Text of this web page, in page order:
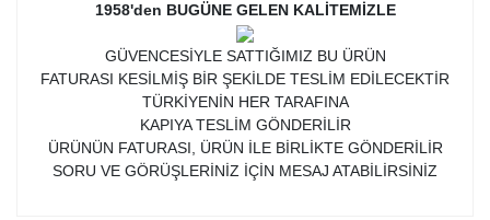
1958'den BUGÜNE GELEN KALİTEMİZLE
GÜVENCESİYLE SATTIĞIMIZ BU ÜRÜN
FATURASI KESİLMİŞ BİR ŞEKİLDE TESLİM EDİLECEKTİR
TÜRKİYENİN HER TARAFINA
KAPIYA TESLİM GÖNDERİLİR
ÜRÜNÜN FATURASI, ÜRÜN İLE BİRLİKTE GÖNDERİLİR
SORU VE GÖRÜŞLERİNİZ İÇİN MESAJ ATABİLİRSİNİZ